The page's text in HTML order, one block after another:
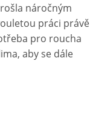
náročným
práci právě
pro roucha
aby se dále